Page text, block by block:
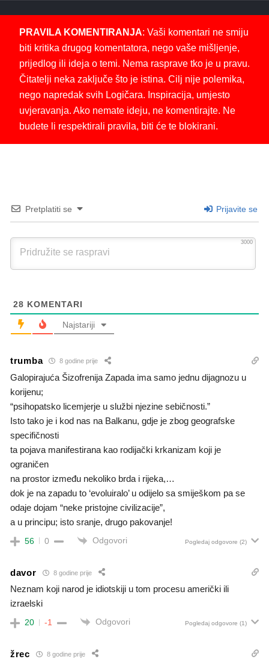
PRAVILA KOMENTIRANJA: Vaši komentari ne smiju
biti kritika drugog komentatora, nego vaše mišljenje,
prijedlog ili ideja o temi. Nema rasprave tko je u pravu.
Čitatelji neka zaključe što je istina. Cilj nije polemika,
nego napredak svih Logičara. Inspiracija, umjesto
uvjeravanja. Ako nemate ideju, ne komentirajte. Ne
budete li respektirali pravila, biti će te blokirani.
Pretplatiti se Prijavite se
3000
28 KOMENTARI
Najstariji
trumba 8 godine prije
Galopirajuća Šizofrenija Zapada ima samo jednu dijagnozu u
korijenu;
“psihopatsko licemjerje u službi njezine sebičnosti.”
Isto tako je i kod nas na Balkanu, gdje je zbog geografske
specifičnosti
ta pojava manifestirana kao rodijački krkanizam koji je
ograničen
na prostor između nekoliko brda i rijeka,…
dok je na zapadu to ‘evoluiralo’ u odijelo sa smiješkom pa se
odaje dojam “neke pristojne civilizacije”,
a u principu; isto sranje, drugo pakovanje!
56 0 Odgovori Pogledaj odgovore (2)
davor 8 godine prije
Neznam koji narod je idiotskiji u tom procesu američki ili
izraelski
20 -1 Odgovori Pogledaj odgovore (1)
žrec 8 godine prije